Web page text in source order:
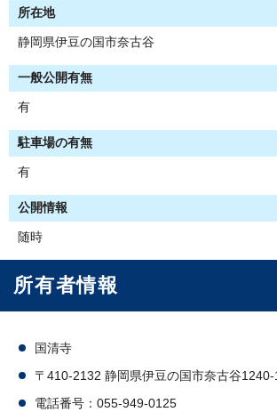
所在地
静岡県伊豆の国市奈古谷
一般公開有無
有
駐車場の有無
有
公開情報
随時
所有者情報
国清寺
〒410-2132 静岡県伊豆の国市奈古谷1240-
電話番号：055-949-0125